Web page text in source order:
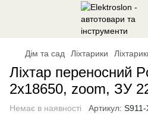
Дім та сад Ліхтарики
Ліхтар переносний
2x18650, zoom, ЗУ
Немає в наявності Артикул: S911-